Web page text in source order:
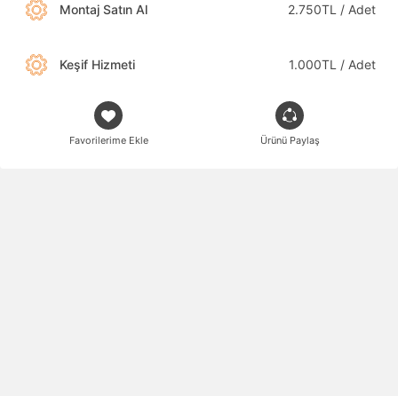
Montaj Satın Al 2.750TL / Adet
Keşif Hizmeti 1.000TL / Adet
Favorilerime Ekle Ürünü Paylaş